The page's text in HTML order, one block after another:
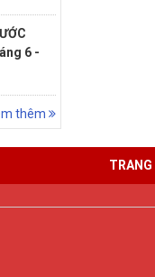
6 -
thêm
TRANG